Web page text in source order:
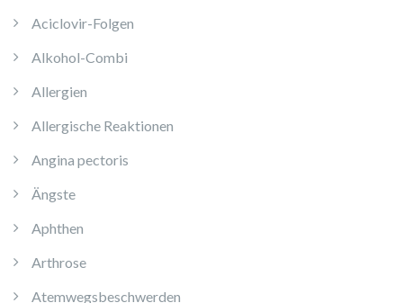
Aciclovir-Folgen
Alkohol-Combi
Allergien
Allergische Reaktionen
Angina pectoris
Ängste
Aphthen
Arthrose
Atemwegsbeschwerden